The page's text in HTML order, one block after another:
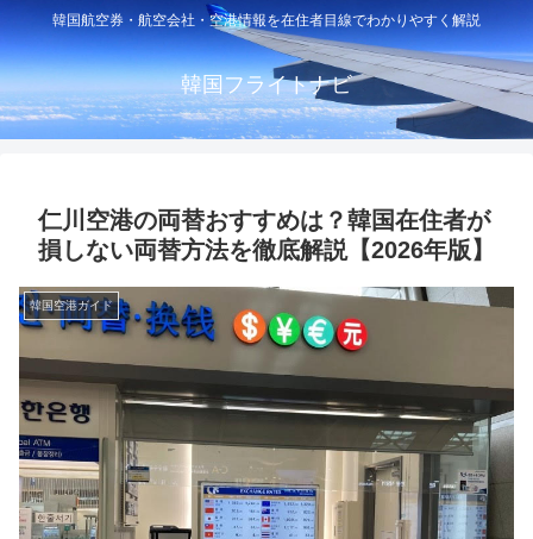
韓国航空券・航空会社・空港情報を在住者目線でわかりやすく解説
韓国フライトナビ
仁川空港の両替おすすめは？韓国在住者が
損しない両替方法を徹底解説【2026年版】
韓国空港ガイド